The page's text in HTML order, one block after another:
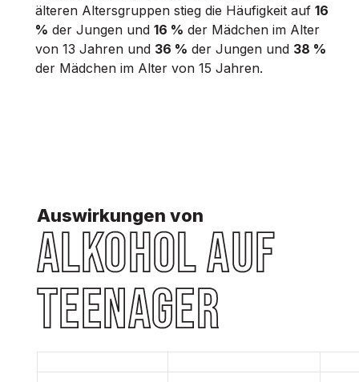
älteren Altersgruppen stieg die Häufigkeit auf 16
% der Jungen und 16 % der Mädchen im Alter
von 13 Jahren und 36 % der Jungen und 38 %
der Mädchen im Alter von 15 Jahren.
Auswirkungen von
Alkohol auf
Teenager